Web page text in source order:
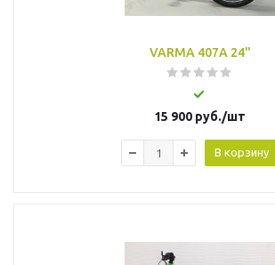
VARMA 407A 24"
15 900 руб./шт
В корзину